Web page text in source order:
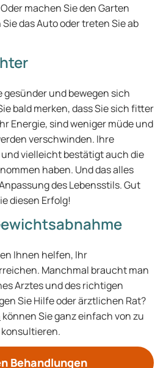
machen Sie den Garten
das Auto oder treten Sie ab
gesünder und bewegen sich
bald merken, dass Sie sich fitter
Energie, sind weniger müde und
verschwinden. Ihre
vielleicht bestätigt auch die
haben. Und das alles
des Lebensstils. Gut
diesen Erfolg!
Ihnen helfen, Ihr
Manchmal braucht man
Arztes und des richtigen
Sie Hilfe oder ärztlichen Rat?
können Sie ganz einfach von zu
Behandlungen